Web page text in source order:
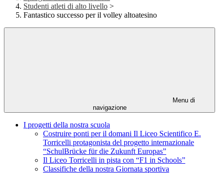
Studenti atleti di alto livello >
Fantastico successo per il volley altoatesino
Menu di
navigazione
I progetti della nostra scuola
Costruire ponti per il domani Il Liceo Scientifico E.
Torricelli protagonista del progetto internazionale
“SchulBrücke für die Zukunft Europas”
Il Liceo Torricelli in pista con “F1 in Schools”
Classifiche della nostra Giornata sportiva